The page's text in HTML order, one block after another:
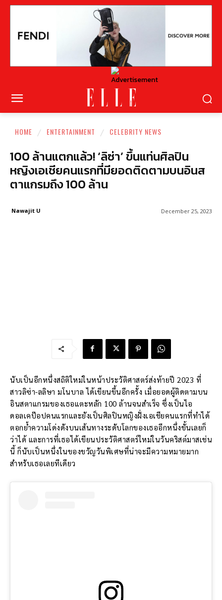
HOME ENTERTAINMENT CELEBRITY NEWS
100 ล้านแตกแล้ว! ‘ลิซ่า’ ขึ้นแท่นศิลปิน
หญิงเอเชียคนแรกที่มียอดติดตามบนอินส
ตาแกรมถึง 100 ล้าน
December 25, 2023
Nawajit U
นับเป็นอีกหนึ่งสถิติใหม่ในหน้าประวัติศาสตร์ส่งท้ายปี 2023 ที่
สาวลิซ่า-ลลิษา มโนบาล ได้เขียนขึ้นอีกครั้ง เมื่อยอดผู้ติดตามบน
อินสตาแกรมของเธอแตะหลัก 100 ล้านจนสำเร็จ ซึ่งเป็นไอ
ดอลเคป๊อปคนแรกและยังเป็นศิลปินหญิงฝั่งเอเชียคนแรกที่ทำได้
ตอกย้ำความโด่งดังบนเส้นทางระดับโลกของเธออีกหนึ่งขั้นเลยก็
ว่าได้ และการที่เธอได้เขียนประวัติศาสตร์ใหม่ในวันคริสต์มาสเช่น
นี้ ก็นับเป็นหนึ่งในของขวัญวันพิเศษที่น่าจะมีความหมายมาก
สำหรับเธอเลยทีเดียว